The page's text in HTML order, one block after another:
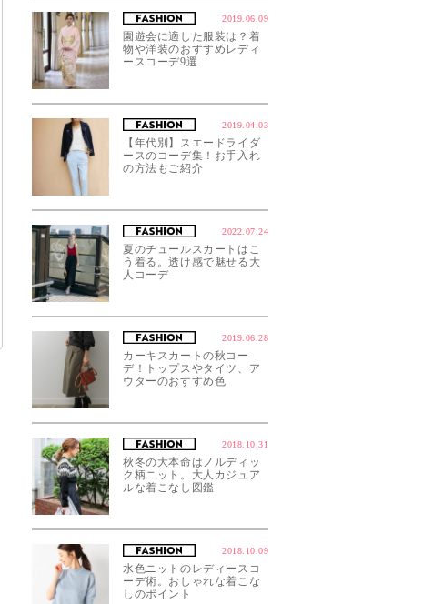
2019.06.09
園遊会に適した服装は？着
物や洋装のおすすめレディ
ースコーデ9選
2019.04.03
【年代別】スエードライダ
ースのコーデ集！お手入れ
の方法もご紹介
2022.07.24
夏のチュールスカートはこ
う着る。透け感で魅せる大
人コーデ
2019.06.28
カーキスカートの秋コー
デ！トップスやタイツ、ア
ウターのおすすめ色
2018.10.31
秋冬の大本命はノルディッ
ク柄ニット。大人カジュア
ルな着こなし図鑑
2018.10.09
水色ニットのレディースコ
ーデ術。おしゃれな着こな
しのポイント